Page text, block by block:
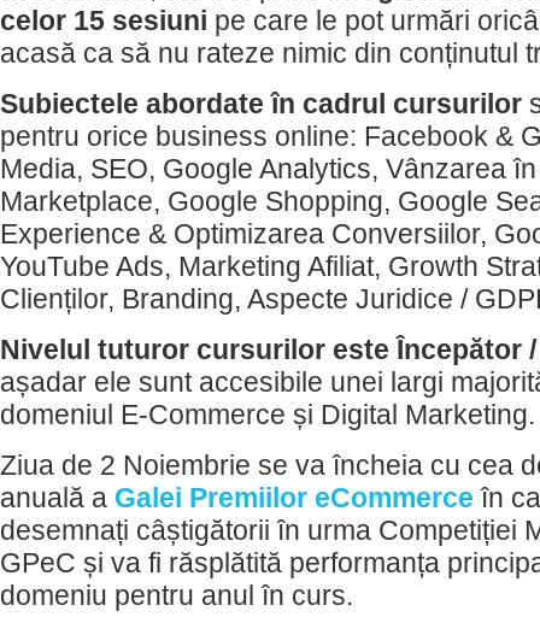
celor 15 sesiuni pe care le pot urmări
acasă ca să nu rateze nimic din conținutul
Subiectele abordate în cadrul cursurilor
pentru orice business online: Facebook &
Media, SEO, Google Analytics, Vânzarea
Marketplace, Google Shopping, Google
Experience & Optimizarea Conversiilor,
YouTube Ads, Marketing Afiliat, Growth
Clienților, Branding, Aspecte Juridice /
Nivelul tuturor cursurilor este Începător
așadar ele sunt accesibile unei largi
domeniul E-Commerce și Digital Marketing.
Ziua de 2 Noiembrie se va încheia cu cea
anuală a Galei Premiilor eCommerce în
desemnați câștigătorii în urma Competiției
GPeC și va fi răsplătită performanța
domeniu pentru anul în curs.